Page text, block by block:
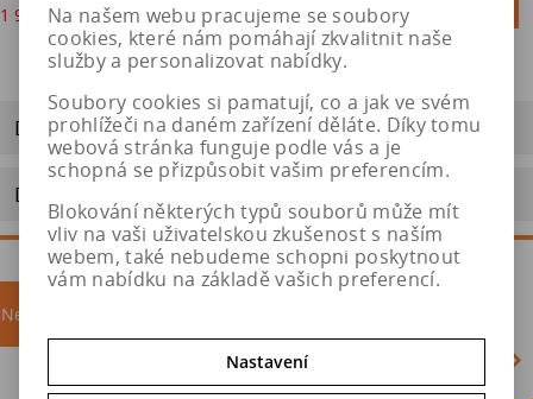
1 980 Kčbez DPH

Dotaz na výrobek
Doporučit výrobek
Nejprodávanější
Na našem webu pracujeme se soubory
cookies, které nám pomáhají zkvalitnit naše
služby a personalizovat nabídky.
Soubory cookies si pamatují, co a jak ve svém
prohlížeči na daném zařízení děláte. Díky tomu
webová stránka funguje podle vás a je
schopná se přizpůsobit vašim preferencím.
Blokování některých typů souborů může mít
vliv na vaši uživatelskou zkušenost s naším
webem, také nebudeme schopni poskytnout
vám nabídku na základě vašich preferencí.
Nastavení